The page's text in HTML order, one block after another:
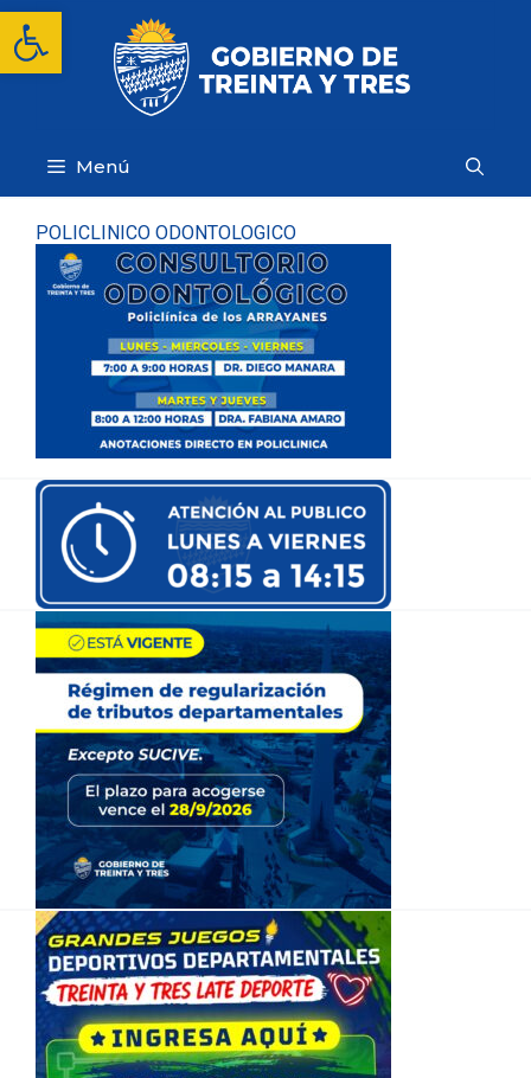
Abrir barra de herramientas
Saltar
contenido
Menú
POLICLINICO ODONTOLOGICO